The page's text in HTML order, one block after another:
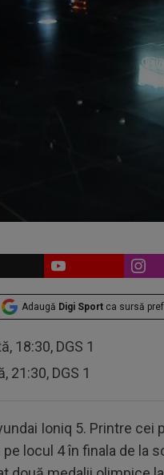
Adaugă Digi Sport ca sursă
18:30, DGS 1
21:30, DGS 1
Ioniq 5. Printre cei
pe locul 4 în finala de la